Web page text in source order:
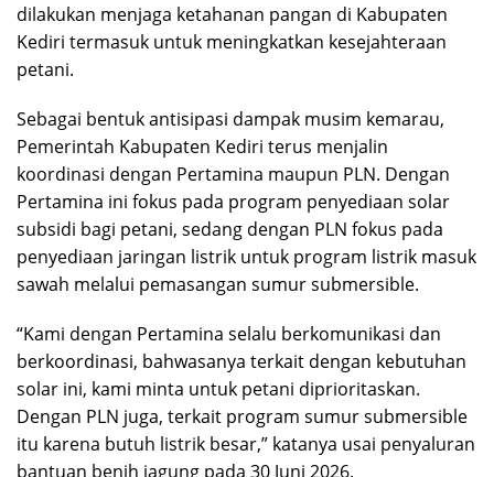
dilakukan menjaga ketahanan pangan di Kabupaten
Kediri termasuk untuk meningkatkan kesejahteraan
petani.
Sebagai bentuk antisipasi dampak musim kemarau,
Pemerintah Kabupaten Kediri terus menjalin
koordinasi dengan Pertamina maupun PLN. Dengan
Pertamina ini fokus pada program penyediaan solar
subsidi bagi petani, sedang dengan PLN fokus pada
penyediaan jaringan listrik untuk program listrik masuk
sawah melalui pemasangan sumur submersible.
“Kami dengan Pertamina selalu berkomunikasi dan
berkoordinasi, bahwasanya terkait dengan kebutuhan
solar ini, kami minta untuk petani diprioritaskan.
Dengan PLN juga, terkait program sumur submersible
itu karena butuh listrik besar,” katanya usai penyaluran
bantuan benih jagung pada 30 Juni 2026.